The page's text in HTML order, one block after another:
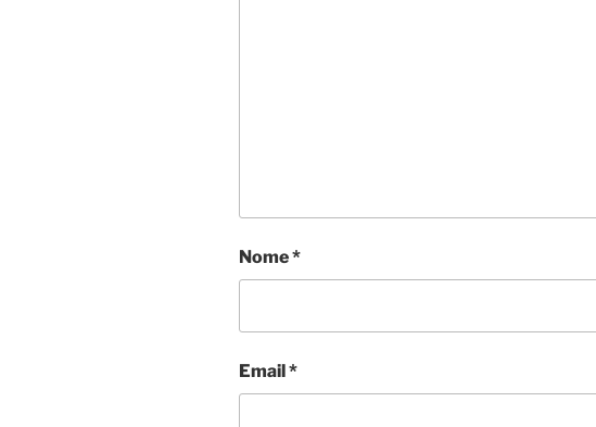
Nome*
Email*